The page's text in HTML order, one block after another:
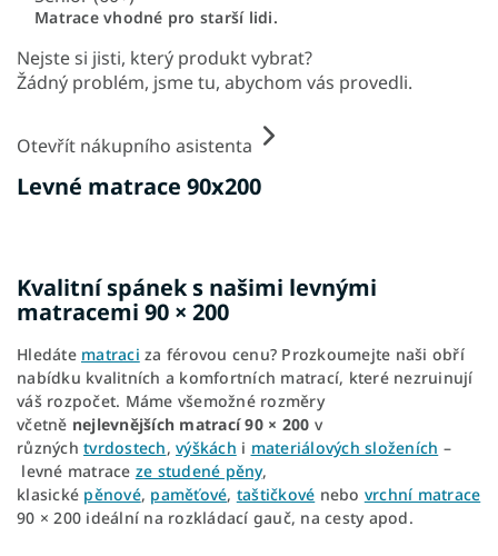
Levné matrace 90x200
Matrace vhodné pro starší lidi.
Nejste si jisti, který produkt vybrat?
Žádný problém, jsme tu, abychom vás provedli.
Otevřít nákupního asistenta
Kvalitní spánek s našimi levnými
matracemi 90 × 200
Hledáte matraci za férovou cenu? Prozkoumejte naši obří
nabídku kvalitních a komfortních matrací, které nezruinují
váš rozpočet. Máme všemožné rozměry
včetně nejlevnějších matrací 90 × 200 v
různých tvrdostech, výškách i materiálových složeních –
levné matrace ze studené pěny,
klasické pěnové, paměťové, taštičkové nebo vrchní matrace
90 × 200 ideální na rozkládací gauč, na cesty apod.